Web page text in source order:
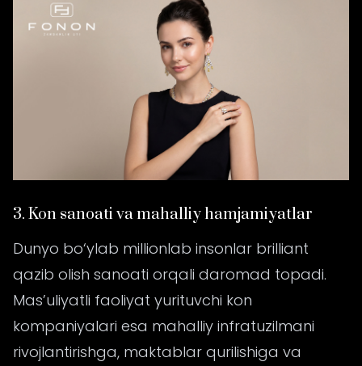
3. Kon sanoati va mahalliy hamjamiyatlar
Dunyo bo‘ylab millionlab insonlar brilliant
qazib olish sanoati orqali daromad topadi.
Mas’uliyatli faoliyat yurituvchi kon
kompaniyalari esa mahalliy infratuzilmani
rivojlantirishga, maktablar qurilishiga va